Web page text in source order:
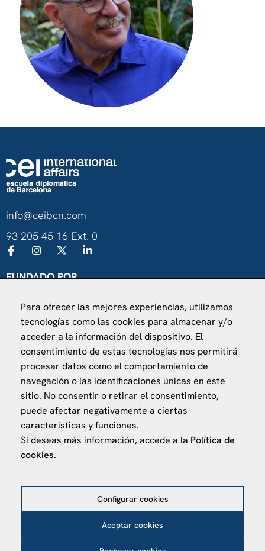
info@ceibcn.com
93 205 45 16 Ext. 0
FUNDADO POR
Ministerio de Asuntos Exteriores, UE y Cooperación
Fundación "la Caixa"
VISÍTANOS
Finca Agustí Pedro Pons
Av. Valvidrera, 25
Política de privacidad Política de Cookies
Para ofrecer las mejores experiencias, utilizamos
tecnologías como las cookies para almacenar y/o
acceder a la información del dispositivo. El
consentimiento de estas tecnologías nos permitirá
procesar datos como el comportamiento de
navegación o las identificaciones únicas en este
sitio. No consentir o retirar el consentimiento,
puede afectar negativamente a ciertas
características y funciones.
Si deseas más información, accede a la Política de
cookies.
Configurar cookies
Aceptar cookies